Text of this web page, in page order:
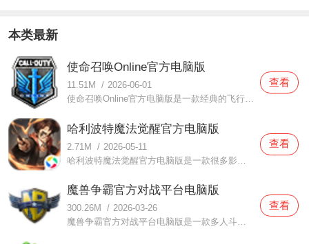
本类最新
使命召唤Online官方电脑版
11.51M / 2026-06-01
使命召唤Online官方电脑版是一款经典的飞行射击游戏，使命召唤Online官方电脑版拥有很多你感兴趣的游戏装备，不仅帅气还非常好用，并且这款软件还有很多地图可以让你体验，游戏里面的每一个地图都有不一样的特色，无论是男生还是女生都可以玩，这款软件很多道具的使用技巧也非
查看
哈利波特魔法觉醒官方电脑版
2.71M / 2026-05-11
查看
魔兽争霸官方对战平台电脑版
300.26M / 2026-03-26
魔兽争霸官方对战平台电脑版是一款多人斗争的手机游戏，魔兽争霸官方对战平台电脑版游戏不仅有超丰富的地图选择，还可以让用户们尽情享受游戏的快乐，多种游戏模式可以让玩家们挑选，并且还可以邀请好友一起玩这款游戏，这样玩游戏也会更加开心！如果你非常想要玩这款游戏
查看